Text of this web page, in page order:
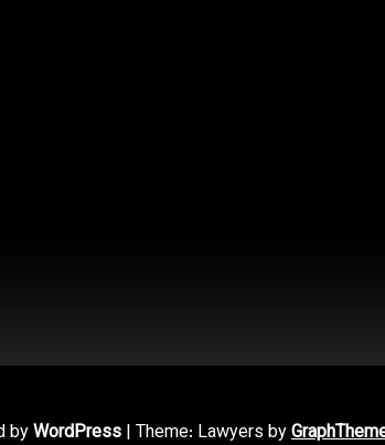
byWordPress | Theme: Lawyers by